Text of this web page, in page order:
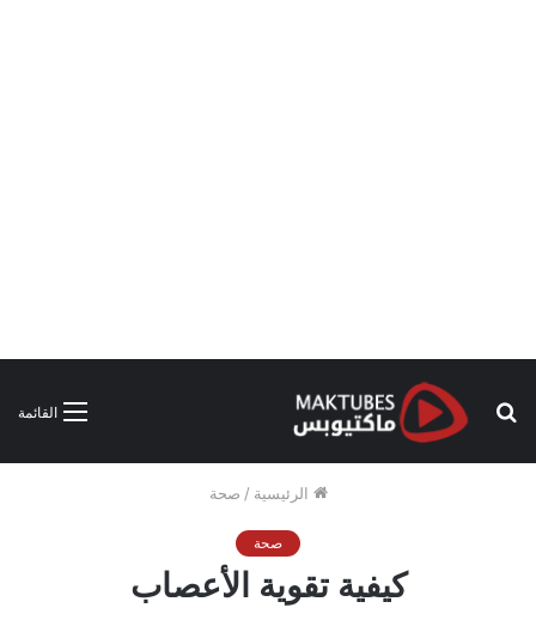
القائمة
بحث
الرئيسية / صحة
صحة
كيفية تقوية الأعصاب